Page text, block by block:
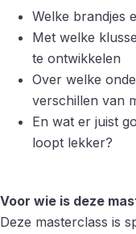
Welke brandjes
Met welke
te ontwikkelen
Over welke
verschillen van
En wat er juist
loopt lekker?
Voor wie is deze
Deze masterclass is